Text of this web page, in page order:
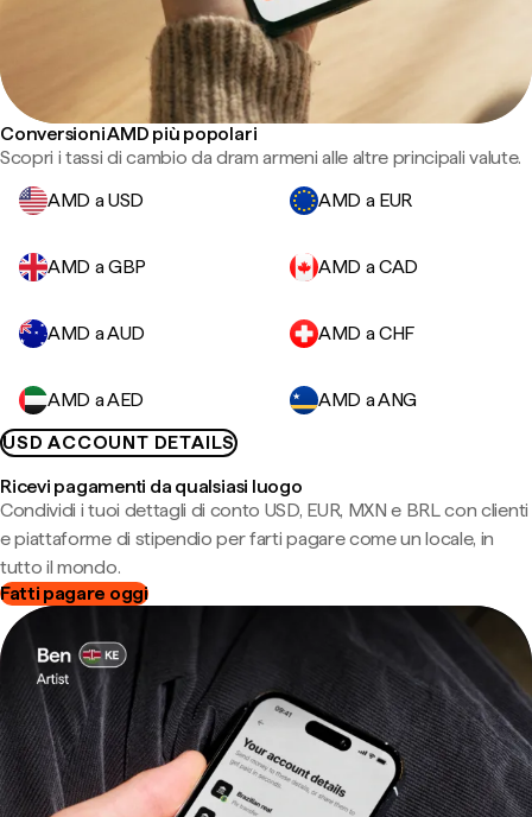
Conversioni AMD più popolari
Scopri i tassi di cambio da dram armeni alle altre principali valute.
AMD a USD
AMD a EUR
AMD a GBP AMD a CAD
AMD a AUD AMD a CHF
AMD a AED
AMD a ANG
USD ACCOUNT DETAILS
Ricevi pagamenti da qualsiasi luogo
Condividi i tuoi dettagli di conto USD, EUR, MXN e BRL con clienti
e piattaforme di stipendio per farti pagare come un locale, in
tutto il mondo.
Fatti pagare oggi